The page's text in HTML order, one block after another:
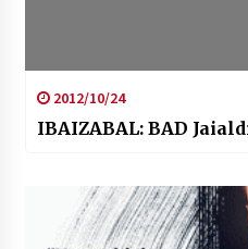
2012/10/24
IBAIZABAL: BAD